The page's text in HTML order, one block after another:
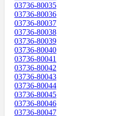
03736-80035
03736-80036
03736-80037
03736-80038
03736-80039
03736-80040
03736-80041
03736-80042
03736-80043
03736-80044
03736-80045
03736-80046
03736-80047